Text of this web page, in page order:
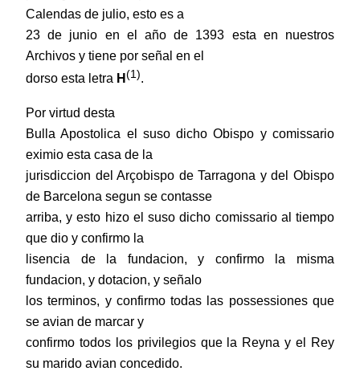
Calendas de julio, esto es a
23 de junio en el año de 1393 esta en nuestros
Archivos y tiene por señal en el
dorso esta letra H (1).
Por virtud desta
Bulla Apostolica el suso dicho Obispo y comissario
eximio esta casa de la
jurisdiccion del Arçobispo de Tarragona y del Obispo
de Barcelona segun se contasse
arriba, y esto hizo el suso dicho comissario al tiempo
que dio y confirmo la
lisencia de la fundacion, y confirmo la misma
fundacion, y dotacion, y señalo
los terminos, y confirmo todas las possessiones que
se avian de marcar y
confirmo todos los privilegios que la Reyna y el Rey
su marido avian concedido.